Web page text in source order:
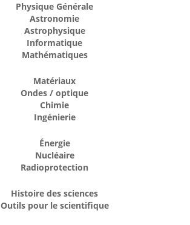
Physique Générale
Astronomie
Astrophysique
Informatique
Mathématiques
Matériaux
Ondes / optique
Chimie
Ingénierie
Énergie
Nucléaire
Radioprotection
Histoire des sciences
Outils pour le scientifique